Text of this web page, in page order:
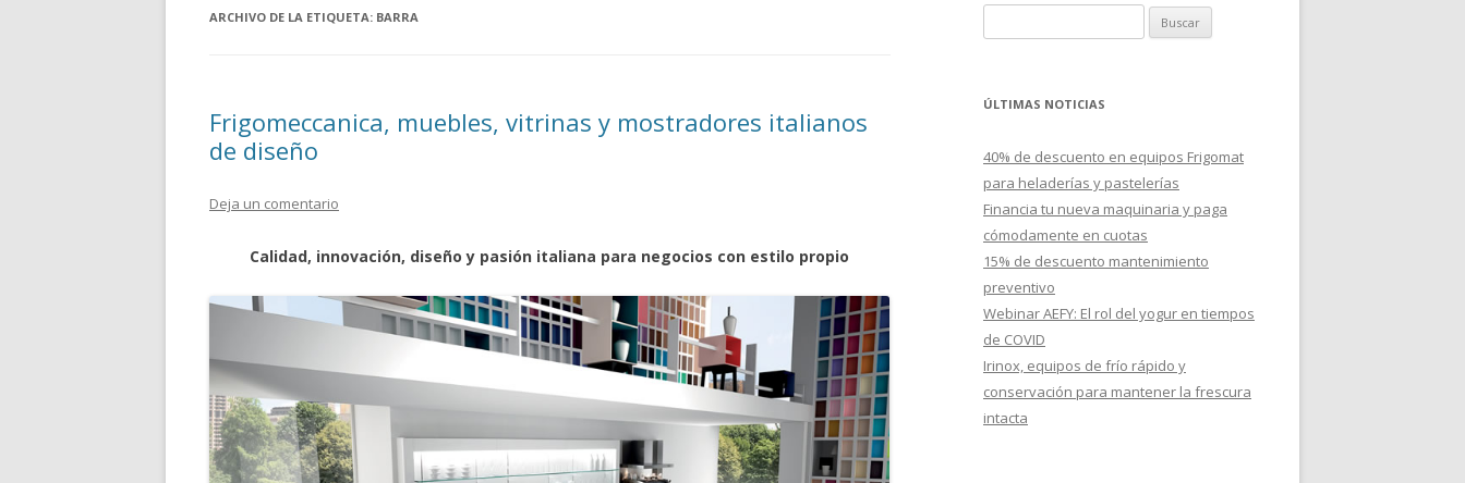
CREPERAS
GOFRERAS
GRANIZADORAS
HELADO SOFT Y YOGURTERAS
HORCHATERAS Y ENFRIADORES
DE BEBIDAS
MANTECADORAS
ARCHIVO DE LA ETIQUETA: BARRA
Frigomeccanica, muebles, vitrinas y mostradores italianos
de diseño
Deja un comentario
Calidad, innovación, diseño y pasión italiana para negocios con estilo propio
u
c
r
ÚLTIMAS NOTICIAS
40% de descuento en equipos Frigomat
para heladerías y pastelerías
Financia tu nueva maquinaria y paga
cómodamente en cuotas
15% de descuento mantenimiento
preventivo
Webinar AEFY: El rol del yogur en tiempos
de COVID
Irinox, equipos de frío rápido y
conservación para mantener la frescura
intacta